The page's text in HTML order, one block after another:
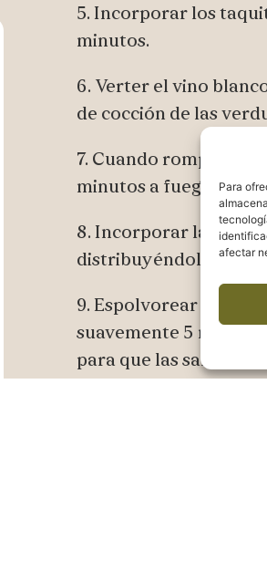
Para
afectar
5. Incorporar los
minutos.
6. Verter el vino
de cocción de las
7. Cuando rompa a
minutos a fuego suave.
8. Incorporar las
distribuyéndolas en
9. Espolvorear el
suavemente 5
para que las salsas